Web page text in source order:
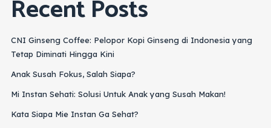
Recent Posts
CNI Ginseng Coffee: Pelopor Kopi Ginseng di Indonesia yang
Tetap Diminati Hingga Kini
Anak Susah Fokus, Salah Siapa?
Mi Instan Sehati: Solusi Untuk Anak yang Susah Makan!
Kata Siapa Mie Instan Ga Sehat?